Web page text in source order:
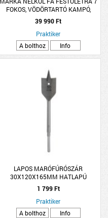
FOKOS, VÖDÖRTARTÓ KAMPÓ,
ERŐSÍTETT LÁB
39 990 Ft
Praktiker
A bolthoz
Info
LAPOS MARÓFÚRÓSZÁR
30X120X165MM HATLAPÚ
1 799 Ft
Praktiker
A bolthoz
Info